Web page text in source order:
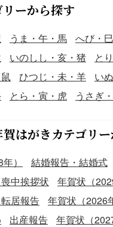
ーから探す
うま・午・馬
へび・
いのしし・亥・猪
と
ひつじ・未・羊
い
とら・寅・虎 うさぎ
はがきカテゴリ
）
結婚報告・結婚式
中挨拶状
年賀状（
居報告
年賀状（2026
出産報告 年賀状（